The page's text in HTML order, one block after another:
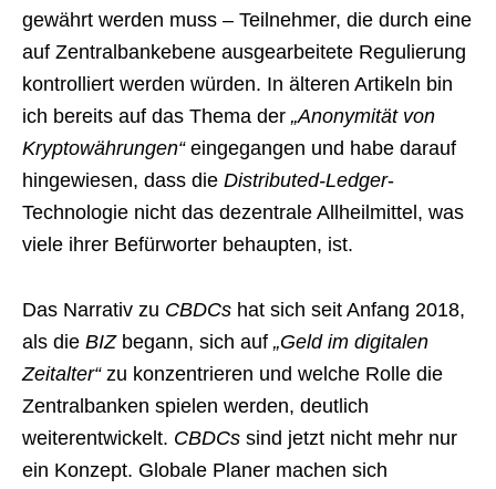
gewährt werden muss – Teilnehmer, die durch eine
auf Zentralbankebene ausgearbeitete Regulierung
kontrolliert werden würden. In älteren Artikeln bin
ich bereits auf das Thema der „Anonymität von
Kryptowährungen“eingegangen und habe darauf
hingewiesen, dass die Distributed-Ledger-
Technologie nicht das dezentrale Allheilmittel, was
viele ihrer Befürworter behaupten, ist.
Das Narrativ zu CBDCs hat sich seit Anfang 2018,
als die BIZbegann, sich auf „Geld im digitalen
Zeitalter“zu konzentrieren und welche Rolle die
Zentralbanken spielen werden, deutlich
weiterentwickelt. CBDCs sind jetzt nicht mehr nur
ein Konzept. Globale Planer machen sich